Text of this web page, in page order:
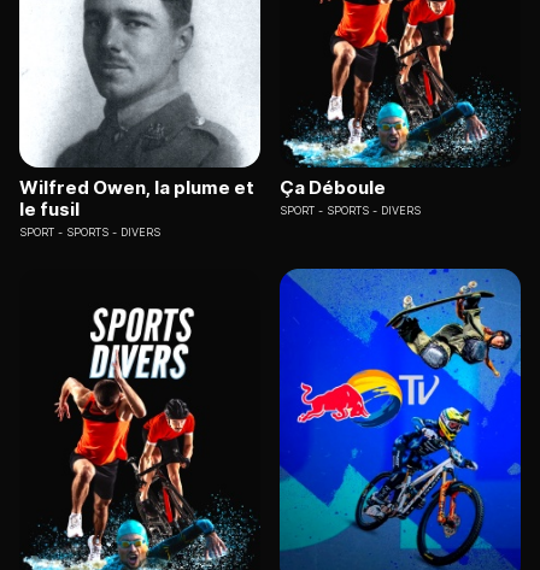
Wilfred Owen, la plume et
le fusil
SPORT SPORTS - DIVERS
Ça Déboule
SPORT SPORTS - DIVERS